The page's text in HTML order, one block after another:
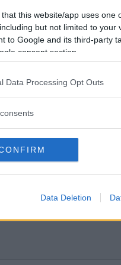
that this website/app uses
but not limited to
to Google and its third-party
consent section.
Data Processing Opt Outs
Data Deletion